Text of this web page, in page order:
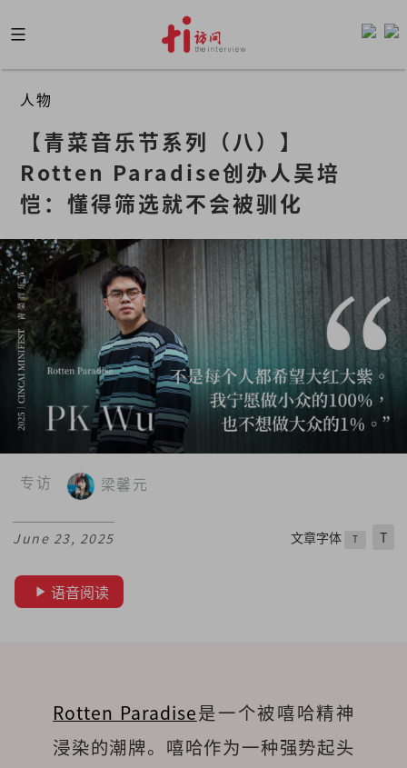
to
content
人物
【青菜音乐节系列（八）】
Rotten Paradise创办人吴培
恺：懂得筛选就不会被驯化
专访 梁馨元
June 23, 2025 文章字体 T T
语音阅读
Rotten Paradise是一个被嘻哈精神
浸染的潮牌。嘻哈作为一种强势起头